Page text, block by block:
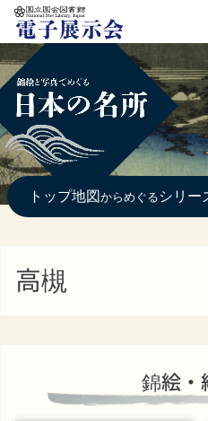
本文へ移動
トップ地図 からめぐる シリー
高槻
錦絵・